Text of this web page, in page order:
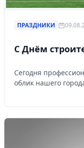
ПРАЗДНИКИ
С Днём
Сегодня
облик нашего